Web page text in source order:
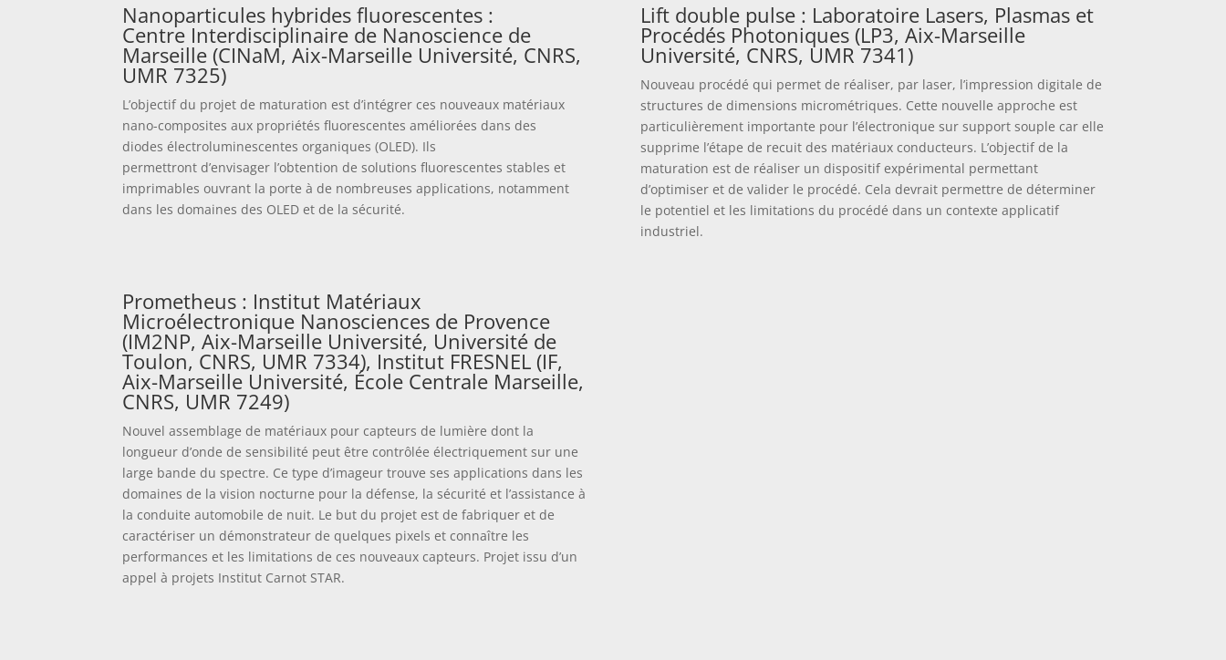
Nanoparticules hybrides fluorescentes :
Centre Interdisciplinaire de Nanoscience de
Marseille (CINaM, Aix-Marseille Université, CNRS,
UMR 7325)
L’objectif du projet de maturation est d’intégrer ces nouveaux matériaux
nano-composites aux propriétés fluorescentes améliorées dans des
diodes électroluminescentes organiques (OLED). Ils
permettront d’envisager l’obtention de solutions fluorescentes stables et
imprimables ouvrant la porte à de nombreuses applications, notamment
dans les domaines des OLED et de la sécurité.
Lift double pulse : Laboratoire Lasers, Plasmas et
Procédés Photoniques (LP3, Aix-Marseille
Université, CNRS, UMR 7341)
Nouveau procédé qui permet de réaliser, par laser, l’impression digitale de
structures de dimensions micrométriques. Cette nouvelle approche est
particulièrement importante pour l’électronique sur support souple car elle
supprime l’étape de recuit des matériaux conducteurs. L’objectif de la
maturation est de réaliser un dispositif expérimental permettant
d’optimiser et de valider le procédé. Cela devrait permettre de déterminer
le potentiel et les limitations du procédé dans un contexte applicatif
industriel.
Prometheus : Institut Matériaux
Microélectronique Nanosciences de Provence
(IM2NP, Aix-Marseille Université, Université de
Toulon, CNRS, UMR 7334), Institut FRESNEL (IF,
Aix-Marseille Université, École Centrale Marseille,
CNRS, UMR 7249)
Nouvel assemblage de matériaux pour capteurs de lumière dont la
longueur d’onde de sensibilité peut être contrôlée électriquement sur une
large bande du spectre. Ce type d’imageur trouve ses applications dans les
domaines de la vision nocturne pour la défense, la sécurité et l’assistance à
la conduite automobile de nuit. Le but du projet est de fabriquer et de
caractériser un démonstrateur de quelques pixels et connaître les
performances et les limitations de ces nouveaux capteurs. Projet issu d’un
appel à projets Institut Carnot STAR.